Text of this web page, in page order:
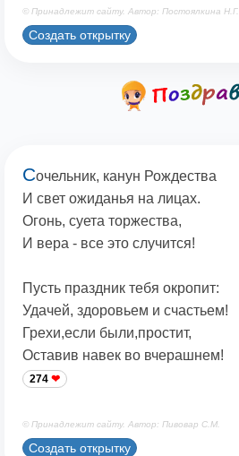
© Принадлежит сайту. Автор: Постоялкина Н.Г.
Создать открытку
Сочельник, канун Рождества
И свет ожиданья на лицах.
Огонь, суета торжества,
И вера - все это случится!
Пусть праздник тебя окропит:
Удачей, здоровьем и счастьем!
Грехи,если были,простит,
Оставив навек во вчерашнем!
274
© Принадлежит сайту. Автор: Пивовар С.М.
Создать открытку